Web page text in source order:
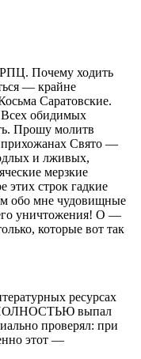
Почему ходить
— крайне
Саратовские.
обидимых
Прошу молитв
прихожанах Свято —
и лживых,
мерзкие
этих строк гадкие
обо мне чудовищные
уничтожения! О —
которые вот так
ресурсах
ПОЛНОСТЬЮ выпал
проверял: при
этот —